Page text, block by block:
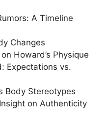
A Timeline
Changes
Howard’s Physique
Expectations vs.
Body Stereotypes
on Authenticity